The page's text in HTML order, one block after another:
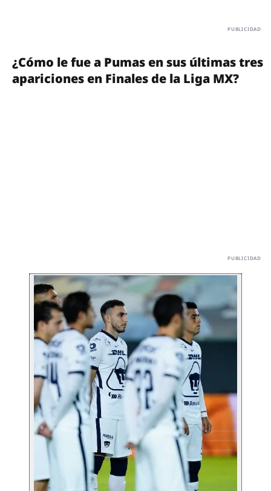
¿Cómo le fue a Pumas en sus últimas tres
apariciones en Finales de la Liga MX?